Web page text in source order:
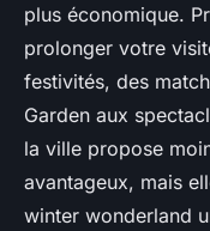
plus économique.
prolonger votre
festivités, des
Garden aux
la ville propose
avantageux, mais
winter wonderland